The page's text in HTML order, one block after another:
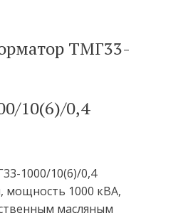
ТМГ33-
10(6)/0,4
1000/10(6)/0,4
мощность 1000 кВА,
масляным